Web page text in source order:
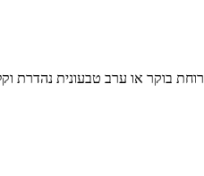
וקלה להכנה, 233 קלוריות לכל המתכון, 44